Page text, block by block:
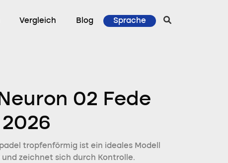
Vergleich Blog Sprache
02 Fede
tropfenförmig ist ein ideales Modell
zeichnet sich durch Kontrolle.